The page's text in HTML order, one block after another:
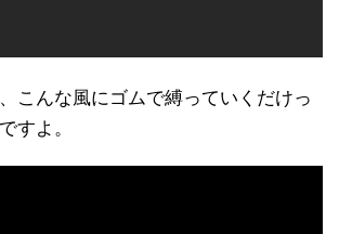
こんな風にゴムで縛っていくだけっ
すよ。